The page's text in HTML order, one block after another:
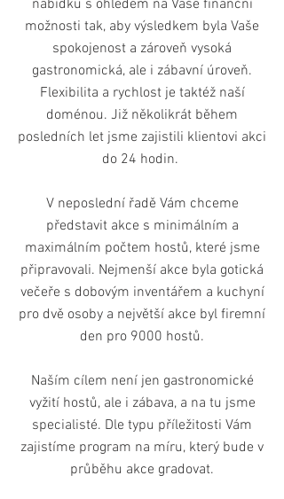
nabídku s ohledem na Vaše finanční
možnosti tak, aby výsledkem byla Vaše
spokojenost a zároveň vysoká
gastronomická, ale i zábavní úroveň.
Flexibilita a rychlost je taktéž naší
doménou. Již několikrát během
posledních let jsme zajistili klientovi akci
do 24 hodin.
V neposlední řadě Vám chceme
představit akce s minimálním a
maximálním počtem hostů, které jsme
připravovali. Nejmenší akce byla gotická
večeře s dobovým inventářem a kuchyní
pro dvě osoby a největší akce byl firemní
den pro 9000 hostů.
Naším cílem není jen gastronomické
vyžití hostů, ale i zábava, a na tu jsme
specialisté. Dle typu příležitosti Vám
zajistíme program na míru, který bude v
průběhu akce gradovat.